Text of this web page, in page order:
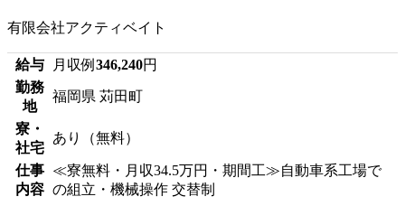
有限会社アクティベイト
給与 月収例 346,240円
勤務
地
福岡県 苅田町
寮・
社宅
あり（無料）
仕事
内容
≪寮無料・月収34.5万円・期間工≫自動車系工場で
の組立・機械操作 交替制